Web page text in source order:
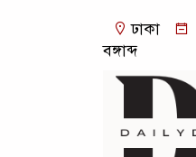
ঢাকা
বঙ্গাব্দ